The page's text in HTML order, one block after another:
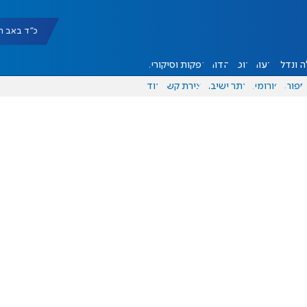
כ"ד באב תשפ"ו
ונדל"ן דעות אוכל יהדות הפקות וסיקורים
ספורט פורומים אתר ישיבה יצירת קשר עוד